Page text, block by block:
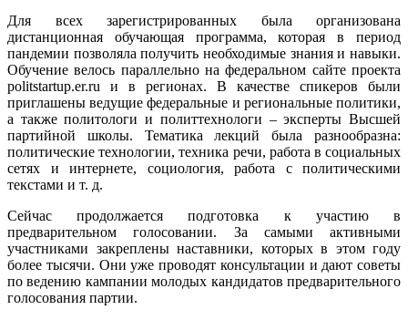
Для всех зарегистрированных была организована
дистанционная обучающая программа, которая в период
пандемии позволяла получить необходимые знания и навыки.
Обучение велось параллельно на федеральном сайте проекта
politstartup.er.ru и в регионах. В качестве спикеров были
приглашены ведущие федеральные и региональные политики,
а также политологи и политтехнологи – эксперты Высшей
партийной школы. Тематика лекций была разнообразна:
политические технологии, техника речи, работа в социальных
сетях и интернете, социология, работа с политическими
текстами и т. д.
Сейчас продолжается подготовка к участию в
предварительном голосовании. За самыми активными
участниками закреплены наставники, которых в этом году
более тысячи. Они уже проводят консультации и дают советы
по ведению кампании молодых кандидатов предварительного
голосования партии.